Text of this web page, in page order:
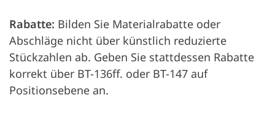
Rabatte: Bilden Sie Materialrabatte oder
Abschläge nicht über künstlich reduzierte
Stückzahlen ab. Geben Sie stattdessen Rabatte
korrekt über BT-136ff. oder BT-147 auf
Positionsebene an.